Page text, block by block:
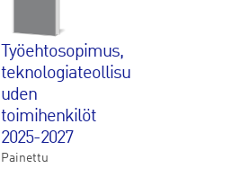
Työehtosopimus,
teknologiateollisu
uden
toimihenkilöt
2025-2027
Painettu